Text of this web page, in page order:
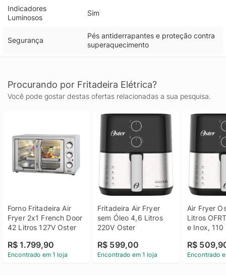
Indicadores
Luminosos
Sim
Segurança
Pés antiderrapantes e proteção contra
superaquecimento
Procurando por Fritadeira Elétrica?
Você pode gostar destas ofertas relacionadas a sua pesquisa.
Forno Fritadeira Air
Fryer 2x1 French Door
42 Litros 127V Oster
R$ 1.799,90
Encontrado em 1 loja
Fritadeira Air Fryer
sem Óleo 4,6 Litros
220V Oster
R$ 599,00
Encontrado em 1 loja
Air Fryer
Litros
e Inox, 110
R$
Encontrado